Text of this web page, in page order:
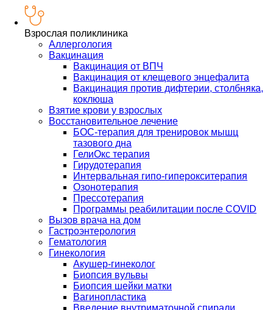
Взрослая поликлиника
Аллергология
Вакцинация
Вакцинация от ВПЧ
Вакцинация от клещевого энцефалита
Вакцинация против дифтерии, столбняка,
коклюша
Взятие крови у взрослых
Восстановительное лечение
БОС-терапия для тренировок мышц
тазового дна
ГелиОкс терапия
Гирудотерапия
Интервальная гипо-гиперокситерапия
Озонотерапия
Прессотерапия
Программы реабилитации после СOVID
Вызов врача на дом
Гастроэнтерология
Гематология
Гинекология
Акушер-гинеколог
Биопсия вульвы
Биопсия шейки матки
Вагинопластика